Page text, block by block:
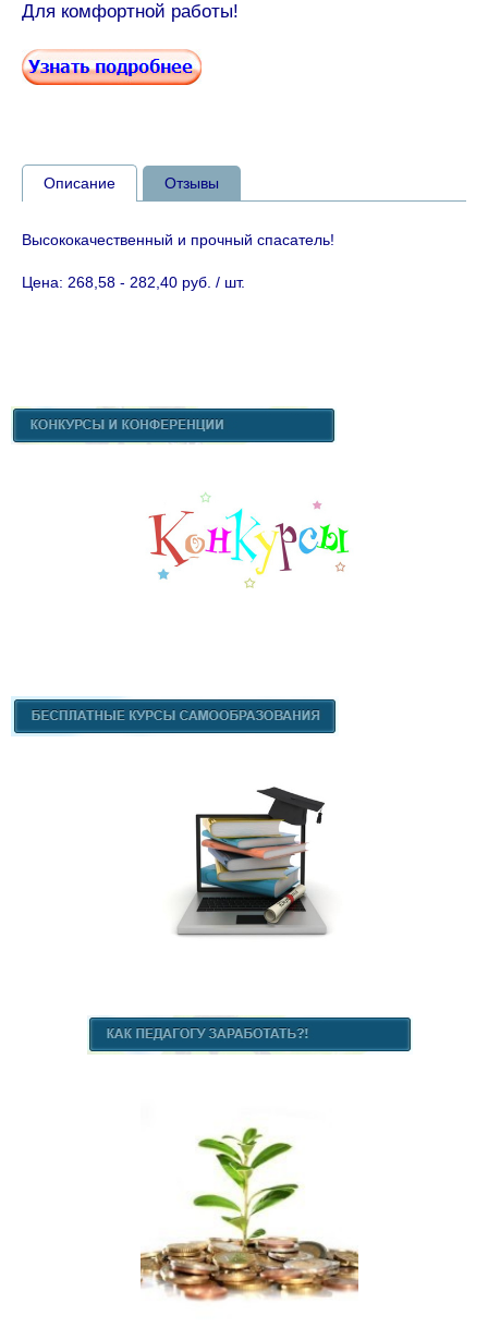
Для комфортной работы!
Описание Отзывы
Высококачественный и прочный спасатель!
Цена: 268,58 - 282,40 руб. / шт.